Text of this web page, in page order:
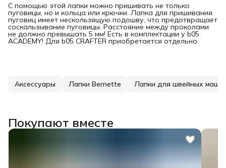
С помощью этой лапки можно пришивать не только
пуговицы, но и кольца или крючки. Лапка для пришивания
пуговиц имеет нескользящую подошву, что предотвращает
соскальзывание пуговицы. Расстояние между проколами
не должно превышать 5 мм! Есть в комплектации у b05
ACADEMY! Для b05 CRAFTER приобретается отдельно.
Аксессуары Лапки Bernette Лапки для швейных
Покупают вместе